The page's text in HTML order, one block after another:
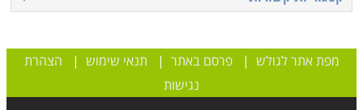
מפת אתר לגולש |פרסם באתר | תנאי שימוש | הצהרת
נגישות